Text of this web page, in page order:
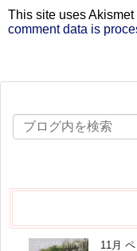
This site uses
comment data is
11月